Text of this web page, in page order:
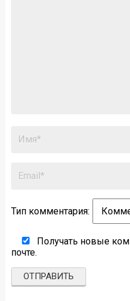
Тип комментария:
Получать новые
почте.